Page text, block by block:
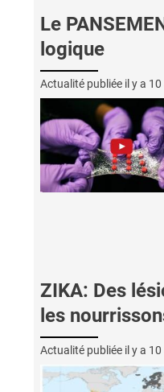
Le
logique
Actualité publiée il y a 10
ZIKA: Des
les
Actualité publiée il y a 10